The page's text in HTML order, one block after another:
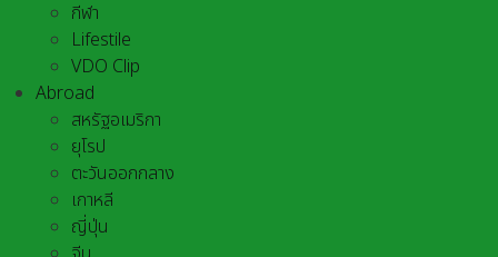
กีฬา
Lifestile
VDO Clip
Abroad
สหรัฐอเมริกา
ยุโรป
ตะวันออกกลาง
เกาหลี
ญี่ปุ่น